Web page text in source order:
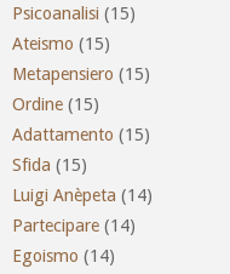
Psicoanalisi (15)
Ateismo (15)
Metapensiero (15)
Ordine (15)
Adattamento (15)
Sfida (15)
Luigi Anèpeta (14)
Partecipare (14)
Egoismo (14)